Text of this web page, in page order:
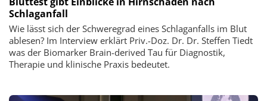
Schlaganfall
Wie lässt sich der Schweregrad eines Schlaganfalls im Blut
ablesen? Im Interview erklärt Priv.-Doz. Dr. Dr. Steffen Tiedt
was der Biomarker Brain-derived Tau für Diagnostik,
Therapie und klinische Praxis bedeutet.